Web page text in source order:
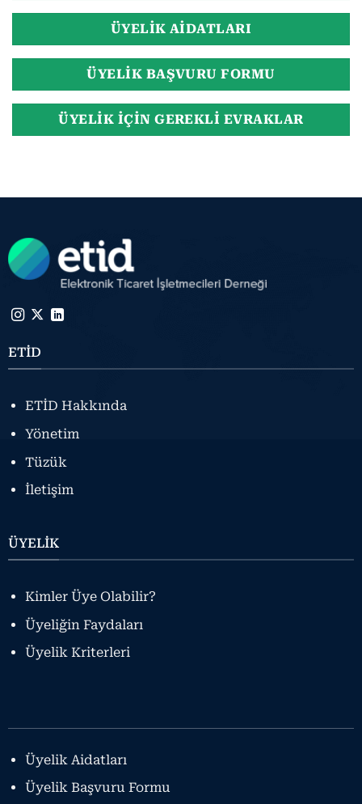
ÜYELIK AIDATLARI
ÜYELIK BAŞVURU FORMU
ÜYELIK IÇIN GEREKLI EVRAKLAR
ETİD
ETİD Hakkında
Yönetim
Tüzük
İletişim
ÜYELİK
Kimler Üye Olabilir?
Üyeliğin Faydaları
Üyelik Kriterleri
Üyelik Aidatları
Üyelik Başvuru Formu